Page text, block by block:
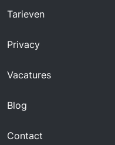
Tarieven
Privacy
Vacatures
Blog
Contact